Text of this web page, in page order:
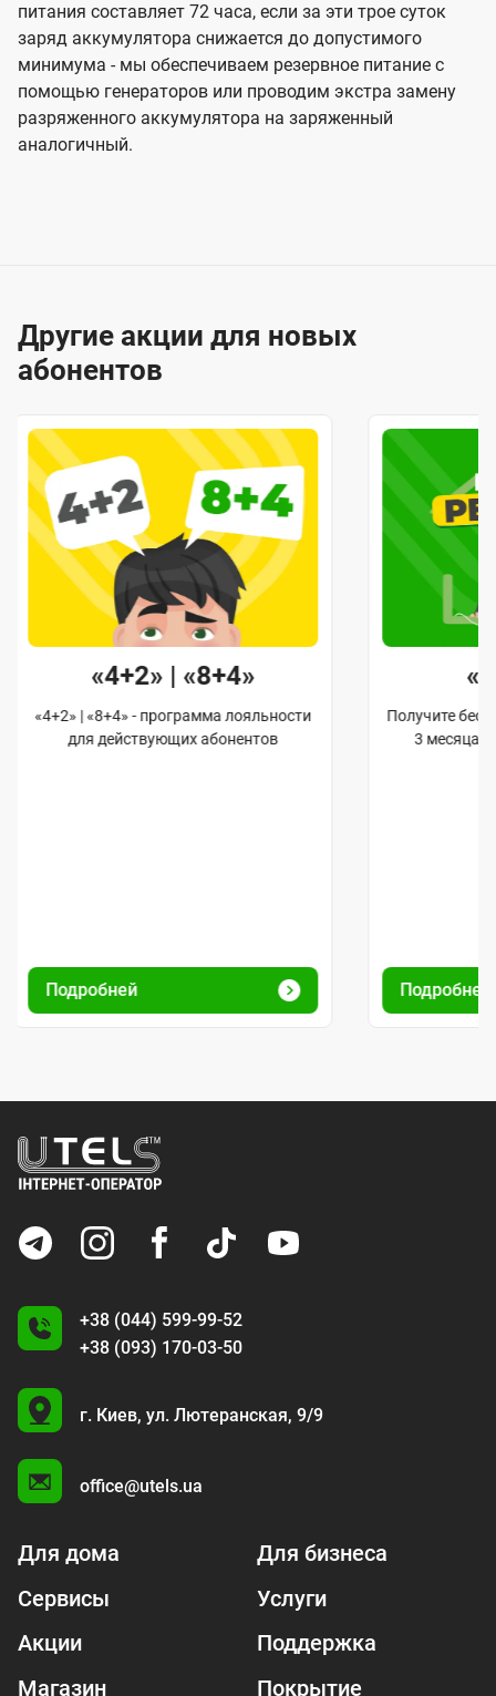
питания составляет 72 часа, если за эти трое суток
заряд аккумулятора снижается до допустимого
минимума - мы обеспечиваем резервное питание с
помощью генераторов или проводим экстра замену
разряженного аккумулятора на заряженный
аналогичный.
Другие акции для новых
абонентов
«4+2» | «8+4»
«4+2» | «8+4» - программа лояльности
для действующих абонентов
Подробней
Получите
3 месяца
Подробней
+38 (044) 599-99-52
+38 (093) 170-03-50
U
г. Киев, ул. Лютеранская, 9/9
office@utels.ua
Для дома
Для бизнеса
Сервисы
Услуги
Акции
Поддержка
Магазин
Покрытие